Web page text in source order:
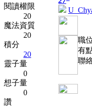
閱讀權限
20
魔法資質
20
積分
20
靈子量
0
想子量
0
讚
職
有
聯
e-